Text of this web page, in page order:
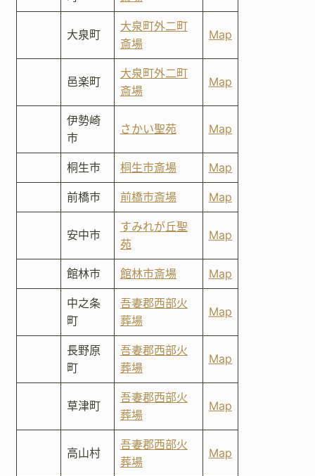
大泉町
大泉町外二町
斎場
Map
邑楽町
大泉町外二町
斎場
Map
伊勢崎
市
さかい聖苑 Map
桐生市 桐生市斎場 Map
前橋市 前橋市斎場 Map
安中市
すみれが丘聖
苑
Map
館林市 館林市斎場 Map
中之条
町
吾妻郡西部火
葬場
Map
長野原
町
吾妻郡西部火
葬場
Map
草津町
吾妻郡西部火
葬場
Map
高山村
吾妻郡西部火
葬場
Map